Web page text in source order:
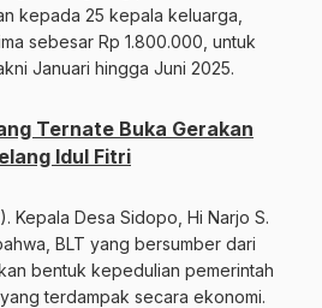
kepada 25 kepala keluarga,
sebesar Rp 1.800.000, untuk
Januari hingga Juni 2025.
Ternate Buka Gerakan
Idul Fitri
Kepala Desa Sidopo, Hi Narjo S.
BLT yang bersumber dari
bentuk kepedulian pemerintah
terdampak secara ekonomi.